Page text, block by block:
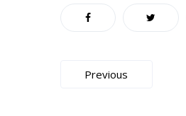
Beitragsnavigation
Previous